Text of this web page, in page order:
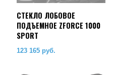
СТЕКЛО ЛОБОВОЕ
ПОДЪЕМНОЕ ZFORCE 1000
SPORT
123 165 руб.